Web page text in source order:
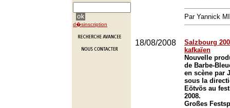
d�sinscription
Par Yannick
18/08/2008
Salzbourg
kafkaïen
Nouvelle
de Barbe-
en scène par
sous la
Eötvös au
2008.
Großes